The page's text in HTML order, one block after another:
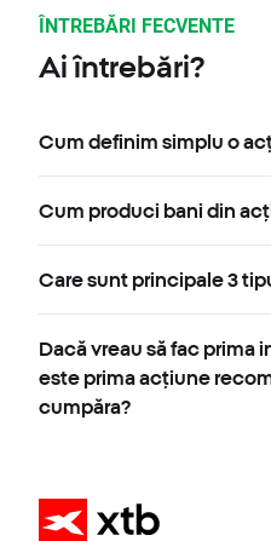
ÎNTREBĂRI FECVENTE
Ai întrebări?
Cum definim simplu o
Cum produci bani din
Care sunt principale 3
Dacă vreau să fac prima
este prima acțiune
cumpăra?